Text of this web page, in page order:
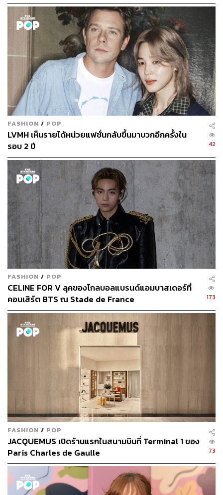
Hedi is Always Hedi
Celine จัดรันเวย์คอลเล็กชันผู้ชายเดี่ยวครั้งแรก พร้อมปิด
ฤดูกาลปารีสแฟชั่นวีก Fall/Winter 2019 เสื้อผ้าผู้ชายอย่าง
เป็นทางการ โดย เอดี สลีมาน ดีไซเนอร์ผู้อยู่เบื้องหลังแบรนด์
ยังคงไม่หนีคอนเซปต์เสื้อผ้าที่แฝงด้วยเรื่องราวความอิสระ
ของเยาวชนยุควัฒนธรรมย่อย Mod ในอังกฤษช่วงปลาย 50s
ที่เขาใช้มาตลอดตั้งแต่สมัยดีไซน์ที่ Dior Homme และต่อมา
Saint Laurent โดยไอเท็มมีทั้งสูทเข้ารูปสีดำ โค้ตลายม้าลาย
โค้ตลายเสือดาว แจ็กเก็ตหนัง แจ็กเก็ตผ้าทวีต และรองเท้าบู๊ต
ส่วนแอ็กเซสซอรีก็เน้นที่แว่นตากันแดดขอบเงินหรือทองใน
รูปทรงต่างๆ
FASHION / POP
LVMH เห็นรายได้หน่วยแฟชั่นกลับขึ้นมาบวกอีกครั้งใน
รอบ 2 ปี
42
FASHION / POP
CELINE FOR V ลุคของโกลบอลแบรนด์แอมบาสเดอร์ที่
คอนเสิร์ต BTS ณ Stade de France
173
FASHION / POP
JACQUEMUS เปิดร้านแรกในสนามบินที่ Terminal 1 ของ
Paris Charles de Gaulle
73